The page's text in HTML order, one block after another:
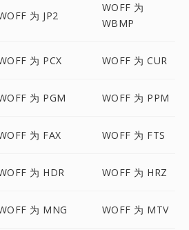
为 JP2
WOFF 为
WBMP
为 PCX WOFF 为 CUR
为 PGM WOFF 为 PPM
为 FAX WOFF 为 FTS
为 HDR WOFF 为 HRZ
为 MNG WOFF 为 MTV